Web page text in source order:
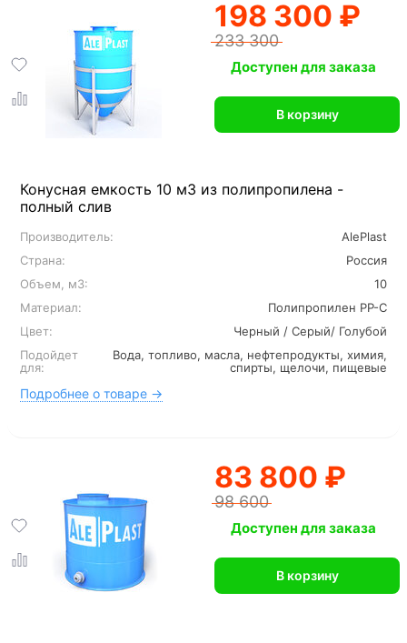
Конусная емкость 10 м3 из полипропилена -
полный слив
Производитель:
AlePlast
Страна:
Россия
Объем, м3:
10
Материал:
Полипропилен PP-C
Цвет:
Черный / Серый/ Голубой
Подойдет
для:
Вода, топливо, масла, нефтепродукты, химия,
спирты, щелочи, пищевые
Подробнее о товаре →
198 300 ₽
233 300
Доступен для заказа
В корзину
83 800 ₽
98 600
Доступен для заказа
В корзину